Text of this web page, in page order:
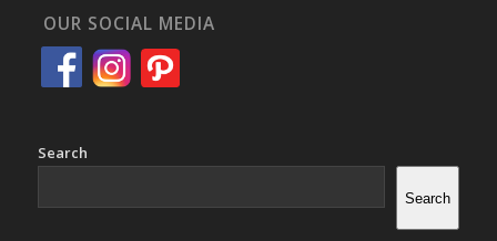
OUR SOCIAL MEDIA
Search
Search